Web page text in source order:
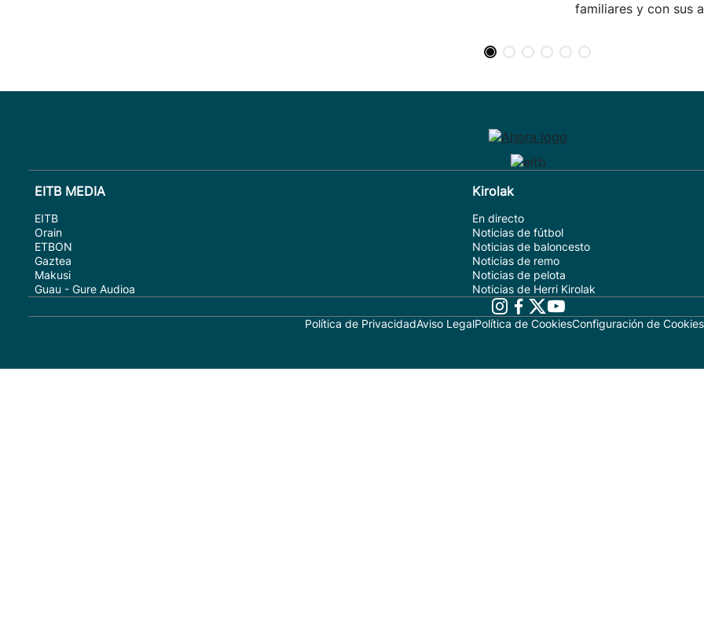
familiares y con sus
EITB MEDIA
EITB
Orain
ETBON
Gaztea
Makusi
Guau - Gure Audioa
Kirolak
En directo
Noticias de fútbol
Noticias de baloncesto
Noticias de remo
Noticias de pelota
Noticias de Herri Kirolak
Política de PrivacidadAviso LegalPolítica de CookiesConfiguración de Cookies